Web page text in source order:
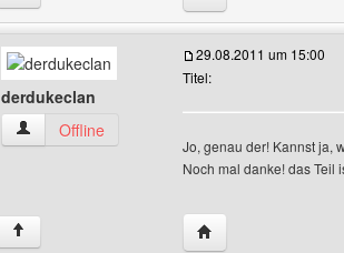
derdukeclan
derdukeclan Benutzer-Profile anzeigen
Offline
29.08.2011 um 15:00
Titel:
Jo, genau der! Kannst ja,
Noch mal danke! das Teil
↑ Website dieses